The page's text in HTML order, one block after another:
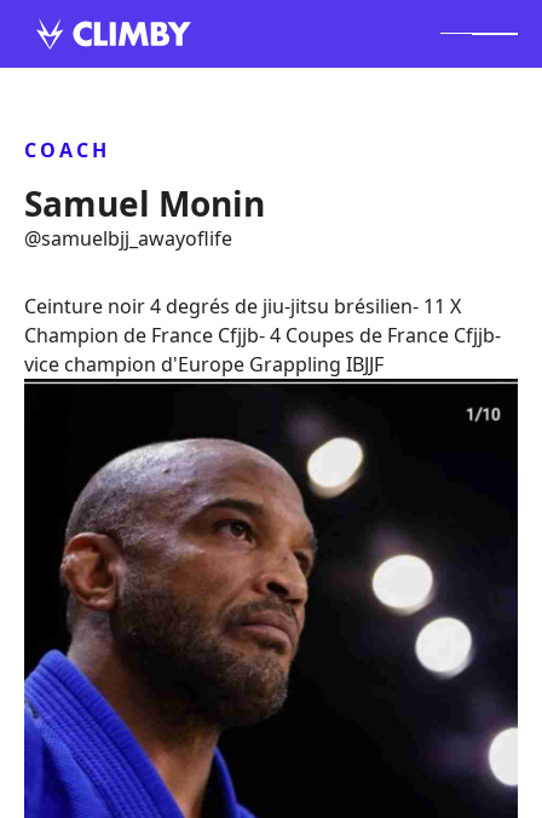
COACH
Samuel Monin
@samuelbjj_awayoflife
Ceinture noir 4 degrés de jiu-jitsu brésilien- 11 X
Champion de France Cfjjb- 4 Coupes de France Cfjjb-
vice champion d'Europe Grappling IBJJF